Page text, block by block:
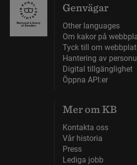
Genvägar
Other languages
Om kakor på
Tyck till om
Hantering av
Digital tillgänglighet
Öppna API:er
Mer om KB
Kontakta oss
Vår historia
Press
Lediga jobb